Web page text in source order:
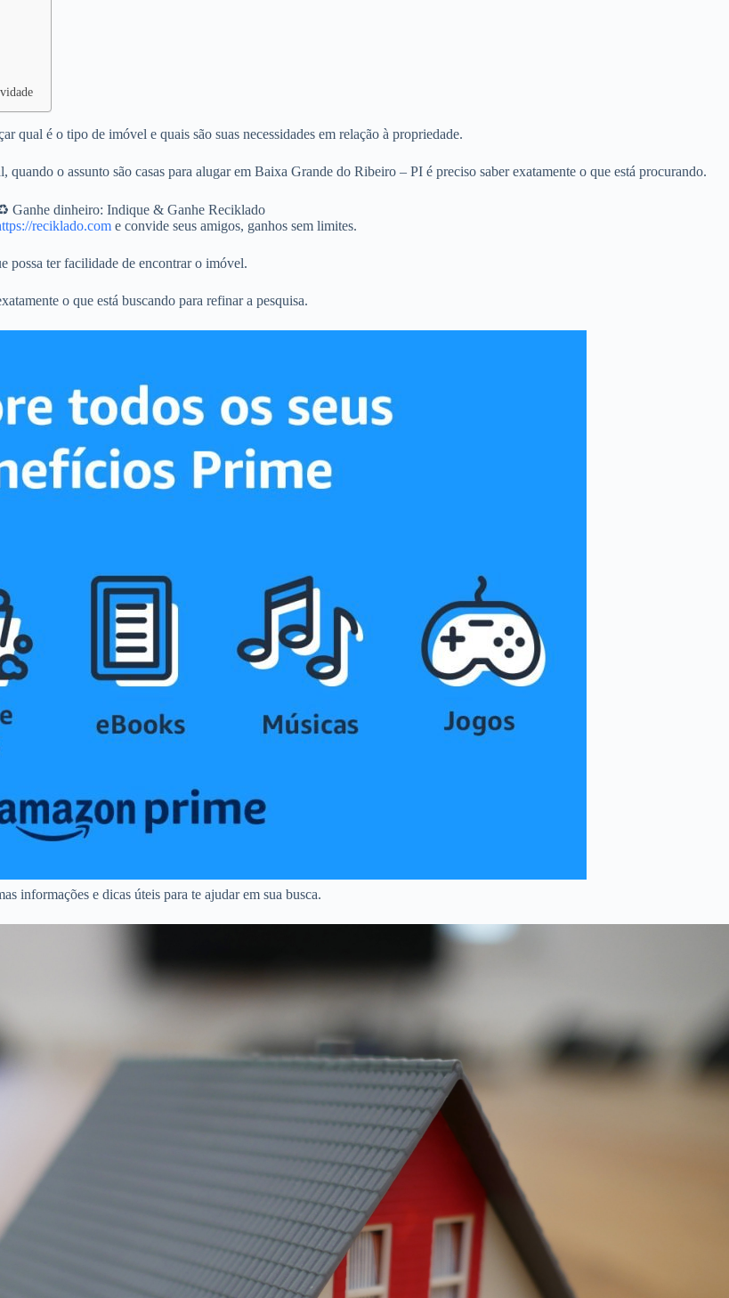
qual é o tipo de imóvel e quais são suas necessidades em relação à propriedade.
o assunto são casas para alugar em Baixa Grande do Ribeiro – PI é preciso saber exatamente o que está procurando.
Ganhe dinheiro: Indique & Ganhe Reciklado
reciklado.come convide seus amigos, ganhos sem limites.
possa ter facilidade de encontrar o imóvel.
o que está buscando para refinar a pesquisa.
informações e dicas úteis para te ajudar em sua busca.